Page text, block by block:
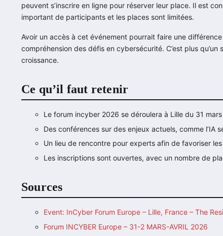
peuvent s’inscrire en ligne pour réserver leur place. Il est
important de participants et les places sont limitées.
Avoir un accès à cet événement pourrait faire une
compréhension des défis en cybersécurité. C’est plus
croissance.
Ce qu’il faut retenir
Le forum incyber 2026 se déroulera à Lille du 31
Des conférences sur des enjeux actuels, comme l’IA
Un lieu de rencontre pour experts afin de favoriser
Les inscriptions sont ouvertes, avec un nombre de
Sources
Event: InCyber Forum Europe – Lille, France – The
Forum INCYBER Europe – 31-2 MARS-AVRIL 2026